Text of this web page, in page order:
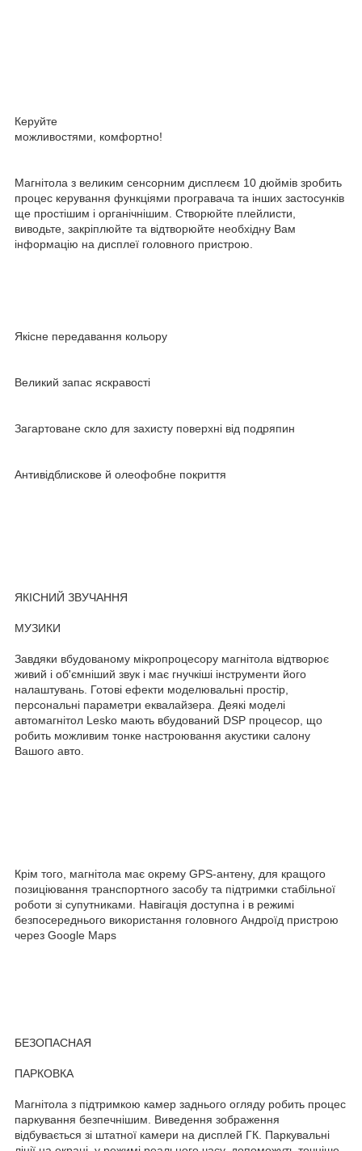
Керуйте
можливостями, комфортно!
Магнітола з великим сенсорним дисплеєм 10 дюймів зробить
процес керування функціями програвача та інших застосунків
ще простішим і органічнішим. Створюйте плейлисти,
виводьте, закріплюйте та відтворюйте необхідну Вам
інформацію на дисплеї головного пристрою.
Якісне передавання кольору
Великий запас яскравості
Загартоване скло для захисту поверхні від подряпин
Антивідблискове й олеофобне покриття
ЯКІСНИЙ ЗВУЧАННЯ
МУЗИКИ
Завдяки вбудованому мікропроцесору магнітола відтворює
живий і об'ємніший звук і має гнучкіші інструменти його
налаштувань. Готові ефекти моделювальні простір,
персональні параметри еквалайзера. Деякі моделі
автомагнітол Lesko мають вбудований DSP процесор, що
робить можливим тонке настроювання акустики салону
Вашого авто.
Крім того, магнітола має окрему GPS-антену, для кращого
позиціювання транспортного засобу та підтримки стабільної
роботи зі супутниками. Навігація доступна і в режимі
безпосереднього використання головного Андроїд пристрою
через Google Maps
БЕЗОПАСНАЯ
ПАРКОВКА
Магнітола з підтримкою камер заднього огляду робить процес
паркування безпечнішим. Виведення зображення
відбувається зі штатної камери на дисплей ГК. Паркувальні